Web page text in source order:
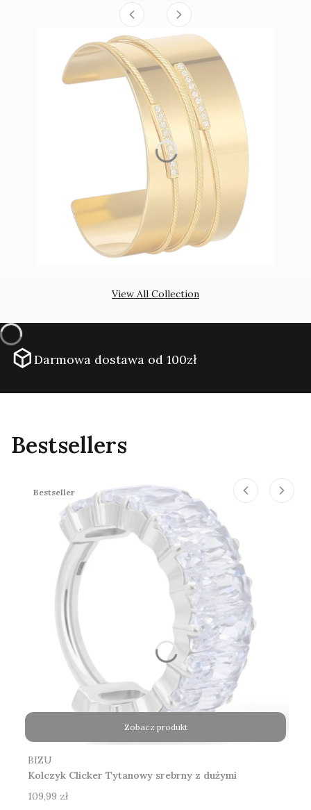
View All Collection
Darmowa dostawa od 100zł
Bestsellers
Bestseller
Zobacz produkt
Kolczyk Clicker Tytanowy srebrny z dużymi
cyrkoniami
Producent
BIZU
Cena
109,99 zł